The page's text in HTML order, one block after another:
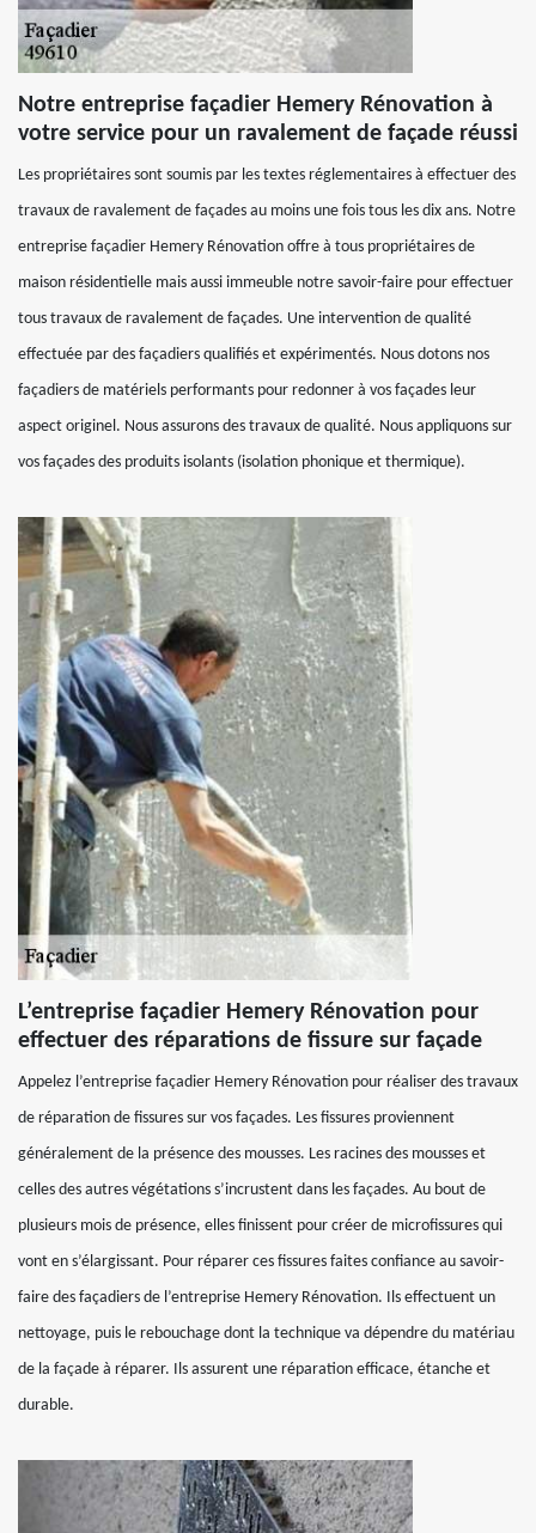
Notre entreprise façadier Hemery Rénovation à
votre service pour un ravalement de façade réussi
Les propriétaires sont soumis par les textes réglementaires à effectuer des
travaux de ravalement de façades au moins une fois tous les dix ans. Notre
entreprise façadier Hemery Rénovation offre à tous propriétaires de
maison résidentielle mais aussi immeuble notre savoir-faire pour effectuer
tous travaux de ravalement de façades. Une intervention de qualité
effectuée par des façadiers qualifiés et expérimentés. Nous dotons nos
façadiers de matériels performants pour redonner à vos façades leur
aspect originel. Nous assurons des travaux de qualité. Nous appliquons sur
vos façades des produits isolants (isolation phonique et thermique).
L’entreprise façadier Hemery Rénovation pour
effectuer des réparations de fissure sur façade
Appelez l’entreprise façadier Hemery Rénovation pour réaliser des travaux
de réparation de fissures sur vos façades. Les fissures proviennent
généralement de la présence des mousses. Les racines des mousses et
celles des autres végétations s’incrustent dans les façades. Au bout de
plusieurs mois de présence, elles finissent pour créer de microfissures qui
vont en s’élargissant. Pour réparer ces fissures faites confiance au savoir-
faire des façadiers de l’entreprise Hemery Rénovation. Ils effectuent un
nettoyage, puis le rebouchage dont la technique va dépendre du matériau
de la façade à réparer. Ils assurent une réparation efficace, étanche et
durable.